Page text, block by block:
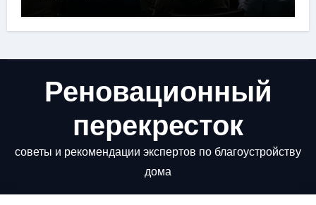
Реновационный
перекресток
советы и рекомендации экспертов по благоустройству
дома